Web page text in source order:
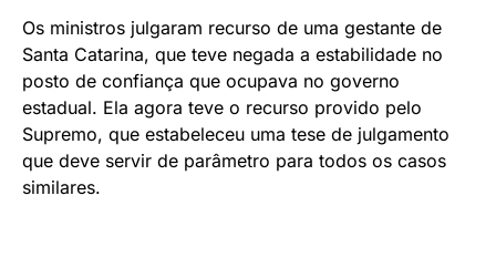
Os ministros julgaram recurso de uma gestante de
Santa Catarina, que teve negada a estabilidade no
posto de confiança que ocupava no governo
estadual. Ela agora teve o recurso provido pelo
Supremo, que estabeleceu uma tese de julgamento
que deve servir de parâmetro para todos os casos
similares.